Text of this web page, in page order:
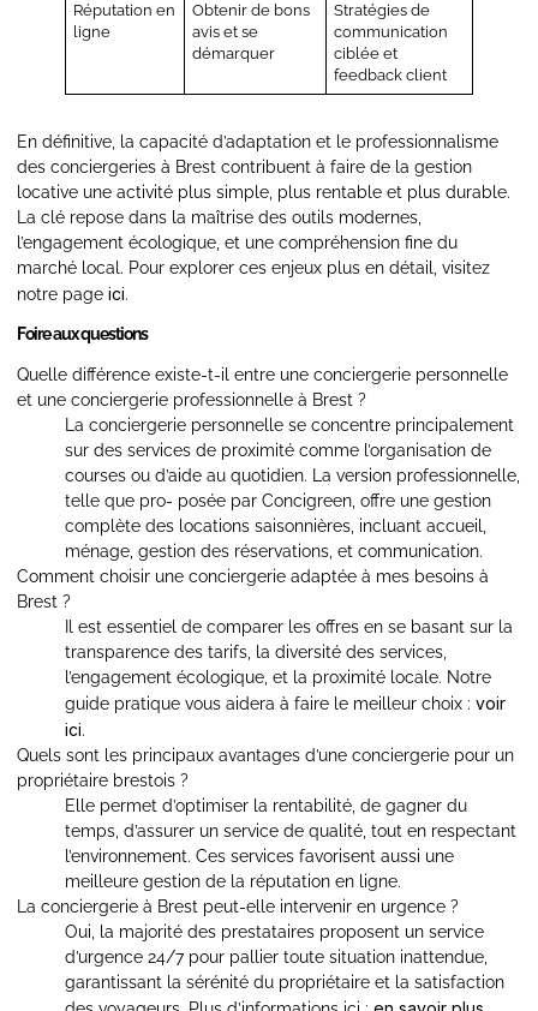
Réputation en
ligne
Obtenir de bons
avis et se
démarquer
Stratégies de
communication
ciblée et
feedback client
En définitive, la capacité d’adaptation et le professionnalisme
des conciergeries à Brest contribuent à faire de la gestion
locative une activité plus simple, plus rentable et plus durable.
La clé repose dans la maîtrise des outils modernes,
l’engagement écologique, et une compréhension fine du
marché local. Pour explorer ces enjeux plus en détail, visitez
notre page ici.
Foire aux questions
Quelle différence existe-t-il entre une conciergerie personnelle
et une conciergerie professionnelle à Brest ?
La conciergerie personnelle se concentre principalement
sur des services de proximité comme l’organisation de
courses ou d’aide au quotidien. La version professionnelle,
telle que pro- posée par Concigreen, offre une gestion
complète des locations saisonnières, incluant accueil,
ménage, gestion des réservations, et communication.
Comment choisir une conciergerie adaptée à mes besoins à
Brest ?
Il est essentiel de comparer les offres en se basant sur la
transparence des tarifs, la diversité des services,
l’engagement écologique, et la proximité locale. Notre
guide pratique vous aidera à faire le meilleur choix : voir
ici.
Quels sont les principaux avantages d’une conciergerie pour un
propriétaire brestois ?
Elle permet d’optimiser la rentabilité, de gagner du
temps, d’assurer un service de qualité, tout en respectant
l’environnement. Ces services favorisent aussi une
meilleure gestion de la réputation en ligne.
La conciergerie à Brest peut-elle intervenir en urgence ?
Oui, la majorité des prestataires proposent un service
d’urgence 24/7 pour pallier toute situation inattendue,
garantissant la sérénité du propriétaire et la satisfaction